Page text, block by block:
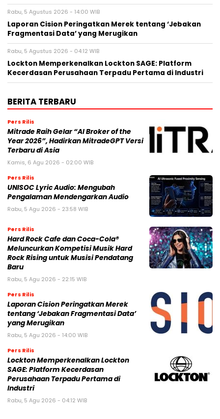
Rabu, 5 Agustus 2026 - 14:00 WIB
Laporan Cision Peringatkan Merek tentang ‘Jebakan
Fragmentasi Data’ yang Merugikan
Rabu, 5 Agustus 2026 - 04:12 WIB
Lockton Memperkenalkan Lockton SAGE: Platform
Kecerdasan Perusahaan Terpadu Pertama di Industri
BERITA TERBARU
Pers Rilis
Mitrade Raih Gelar “AI Broker of the
Year 2026”, Hadirkan MitradeGPT Versi
Terbaru di Asia
Kamis, 6 Agu 2026 - 02:00 WIB
Pers Rilis
UNISOC Lyric Audio: Mengubah
Pengalaman Mendengarkan Audio
Rabu, 5 Agu 2026 - 23:58 WIB
Pers Rilis
Hard Rock Cafe dan Coca-Cola®
Meluncurkan Kompetisi Musik Hard
Rock Rising untuk Musisi Pendatang
Baru
Rabu, 5 Agu 2026 - 22:15 WIB
Pers Rilis
Laporan Cision Peringatkan Merek
tentang ‘Jebakan Fragmentasi Data’
yang Merugikan
Rabu, 5 Agu 2026 - 14:00 WIB
Pers Rilis
Lockton Memperkenalkan Lockton
SAGE: Platform Kecerdasan
Perusahaan Terpadu Pertama di
Industri
Rabu, 5 Agu 2026 - 04:12 WIB